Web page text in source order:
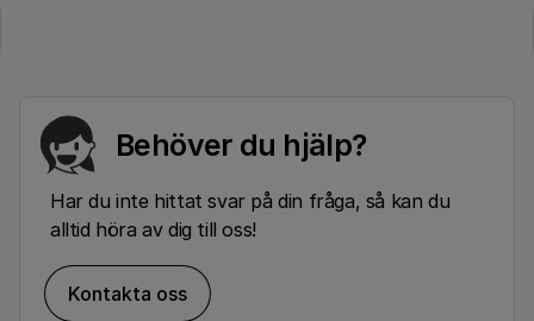
Behöver du hjälp?
Har du inte hittat svar på din fråga, så kan du
alltid höra av dig till oss!
Kontakta oss